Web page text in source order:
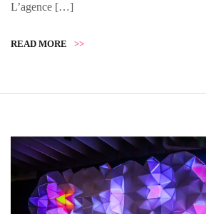
L’agence […]
READ MORE >>